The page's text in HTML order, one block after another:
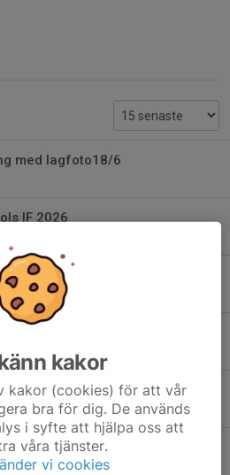
med lagfoto18/6
IF 2026
25/1
kakor
kakor (cookies) för att vår
bra för dig. De används
i syfte att hjälpa oss att
våra tjänster.
vi cookies